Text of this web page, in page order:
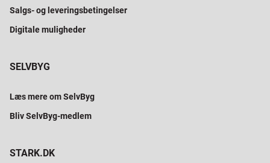
Salgs- og leveringsbetingelser
Digitale muligheder
SELVBYG
Læs mere om SelvByg
Bliv SelvByg-medlem
STARK.DK